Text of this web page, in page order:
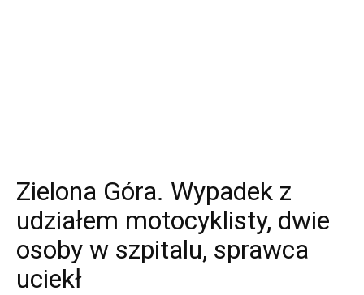
Zielona Góra. Wypadek z
udziałem motocyklisty, dwie
osoby w szpitalu, sprawca
uciekł